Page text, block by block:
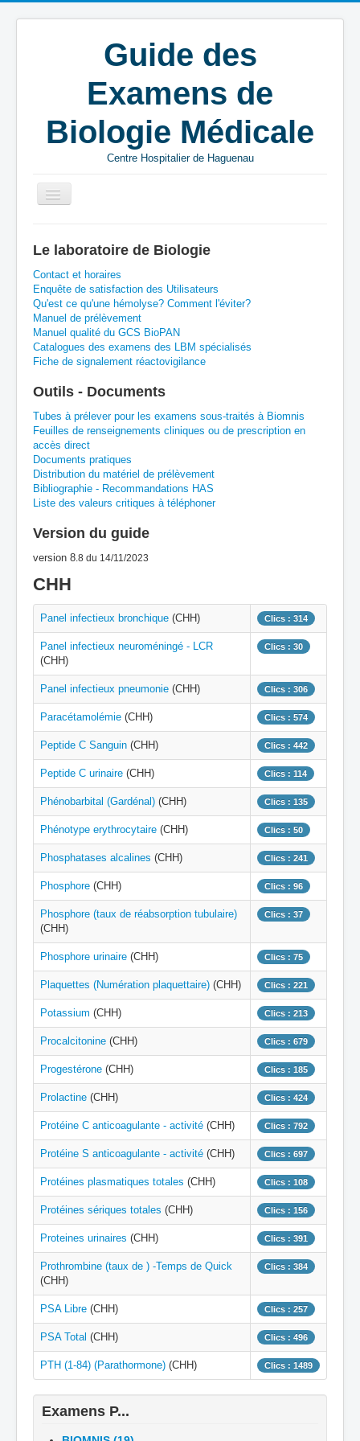
Guide des
Examens de
Biologie Médicale
Centre Hospitalier de Haguenau
A B C D
H I J K L
Q R S T U V W X Y
Z
Le laboratoire de Biologie
Contact et horaires
Enquête de satisfaction des Utilisateurs
Qu'est ce qu'une hémolyse? Comment l'éviter?
Manuel de prélèvement
Manuel qualité du GCS BioPAN
Catalogues des examens des LBM spécialisés
Fiche de signalement réactovigilance
Outils - Documents
Tubes à prélever pour les examens sous-traités à Biomnis
Feuilles de renseignements cliniques ou de prescription en
accès direct
Documents pratiques
Distribution du matériel de prélèvement
Bibliographie - Recommandations HAS
Liste des valeurs critiques à téléphoner
Version du guide
version 8.8 du 14/11/2023
CHH
Panel infectieux bronchique (CHH) Clics : 314
Panel infectieux neuroméningé - LCR
(CHH)
Clics : 30
Panel infectieux pneumonie (CHH) Clics : 306
Paracétamolémie (CHH) Clics : 574
Peptide C Sanguin (CHH) Clics : 442
Peptide C urinaire (CHH) Clics : 114
Phénobarbital (Gardénal) (CHH) Clics : 135
Phénotype erythrocytaire (CHH) Clics : 50
Phosphatases alcalines (CHH) Clics : 241
Phosphore (CHH) Clics : 96
Phosphore (taux de réabsorption tubulaire)
(CHH)
Clics : 37
Phosphore urinaire (CHH) Clics : 75
Plaquettes (Numération plaquettaire) (CHH) Clics : 221
Potassium (CHH) Clics : 213
Procalcitonine (CHH) Clics : 679
Progestérone (CHH) Clics : 185
Prolactine (CHH) Clics : 424
Protéine C anticoagulante - activité (CHH) Clics : 792
Protéine S anticoagulante - activité (CHH) Clics : 697
Protéines plasmatiques totales (CHH) Clics : 108
Protéines sériques totales (CHH) Clics : 156
Proteines urinaires (CHH) Clics : 391
Prothrombine (taux de ) -Temps de Quick
(CHH)
Clics : 384
PSA Libre (CHH) Clics : 257
PSA Total (CHH) Clics : 496
PTH (1-84) (Parathormone) (CHH) Clics : 1489
Examens P...